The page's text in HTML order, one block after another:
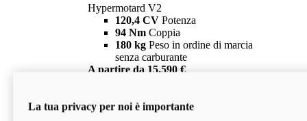
Hypermotard V2
120,4 CV Potenza
94 Nm Coppia
180 kg Peso in ordine di marcia
senza carburante
A partire da 15.590 €
V2 SP
La tua privacy per noi è importante